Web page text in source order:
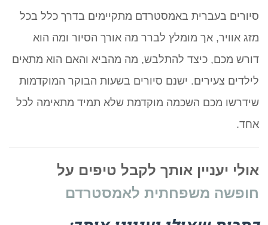
סיורים בעברית באמסטרדם מתקיימים בדרך כלל בכל
מזג אוויר, אך מומלץ לברר מה אורך הסיור ומה הוא
דורש מכם, כיצד להתלבש, מה מהביא והאם הוא מתאים
לילדים צעירים. ישנם סיורים בשעות הבוקר המוקדמות
שידרשו מכם השכמה מוקדמת שלא תמיד מתאימה לכל
אחד.
אולי יעניין אותך לקבל טיפים על
חופשה משפחתית לאמסטרדם